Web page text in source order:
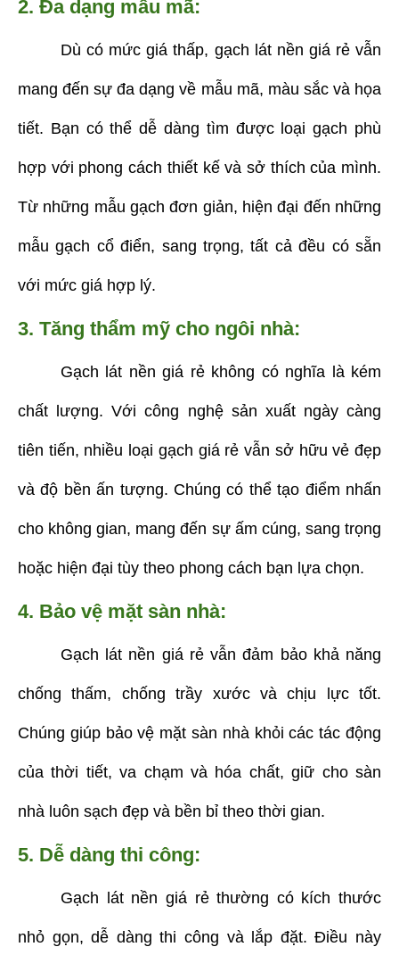
2. Đa dạng mẫu mã:
Dù có mức giá thấp, gạch lát nền giá rẻ vẫn
mang đến sự đa dạng về mẫu mã, màu sắc và họa
tiết. Bạn có thể dễ dàng tìm được loại gạch phù
hợp với phong cách thiết kế và sở thích của mình.
Từ những mẫu gạch đơn giản, hiện đại đến những
mẫu gạch cổ điển, sang trọng, tất cả đều có sẵn
với mức giá hợp lý.
3. Tăng thẩm mỹ cho ngôi nhà:
Gạch lát nền giá rẻ không có nghĩa là kém
chất lượng. Với công nghệ sản xuất ngày càng
tiên tiến, nhiều loại gạch giá rẻ vẫn sở hữu vẻ đẹp
và độ bền ấn tượng. Chúng có thể tạo điểm nhấn
cho không gian, mang đến sự ấm cúng, sang trọng
hoặc hiện đại tùy theo phong cách bạn lựa chọn.
4. Bảo vệ mặt sàn nhà:
Gạch lát nền giá rẻ vẫn đảm bảo khả năng
chống thấm, chống trầy xước và chịu lực tốt.
Chúng giúp bảo vệ mặt sàn nhà khỏi các tác động
của thời tiết, va chạm và hóa chất, giữ cho sàn
nhà luôn sạch đẹp và bền bỉ theo thời gian.
5. Dễ dàng thi công:
Gạch lát nền giá rẻ thường có kích thước
nhỏ gọn, dễ dàng thi công và lắp đặt. Điều này